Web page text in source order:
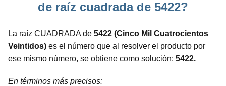
de raíz cuadrada de 5422?
La raíz CUADRADA de 5422 (Cinco Mil Cuatrocientos
Veintidos) es el número que al resolver el producto por
ese mismo número, se obtiene como solución: 5422.
En términos más precisos: